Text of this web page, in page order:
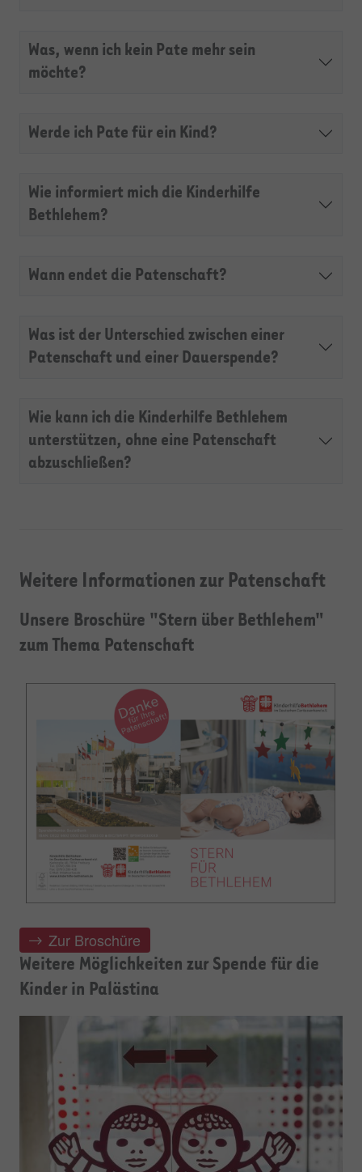
Was, wenn ich kein Pate mehr sein
möchte?
Werde ich Pate für ein Kind?
Wie informiert mich die Kinderhilfe
Bethlehem?
Wann endet die Patenschaft?
Was ist der Unterschied zwischen einer
Patenschaft und einer Dauerspende?
Wie kann ich die Kinderhilfe Bethlehem
unterstützen, ohne eine Patenschaft
abzuschließen?
Weitere Informationen zur Patenschaft
Unsere Broschüre "Stern über Bethlehem"
zum Thema Patenschaft
Zur Broschüre
Weitere Möglichkeiten zur Spende für die
Kinder in Palästina